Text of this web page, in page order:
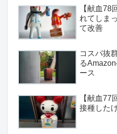
【献血78
れてしま
て改善
コスパ抜
る
ース
【献血77
接種した